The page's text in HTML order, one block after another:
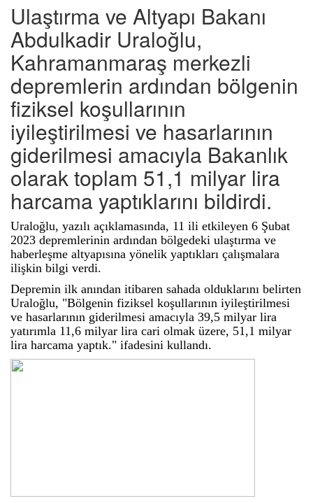
Ulaştırma ve Altyapı Bakanı
Abdulkadir Uraloğlu,
Kahramanmaraş merkezli
depremlerin ardından bölgenin
fiziksel koşullarının
iyileştirilmesi ve hasarlarının
giderilmesi amacıyla Bakanlık
olarak toplam 51,1 milyar lira
harcama yaptıklarını bildirdi.
Uraloğlu, yazılı açıklamasında, 11 ili etkileyen 6 Şubat
2023 depremlerinin ardından bölgedeki ulaştırma ve
haberleşme altyapısına yönelik yaptıkları çalışmalara
ilişkin bilgi verdi.
Depremin ilk anından itibaren sahada olduklarını belirten
Uraloğlu, "Bölgenin fiziksel koşullarının iyileştirilmesi
ve hasarlarının giderilmesi amacıyla 39,5 milyar lira
yatırımla 11,6 milyar lira cari olmak üzere, 51,1 milyar
lira harcama yaptık." ifadesini kullandı.